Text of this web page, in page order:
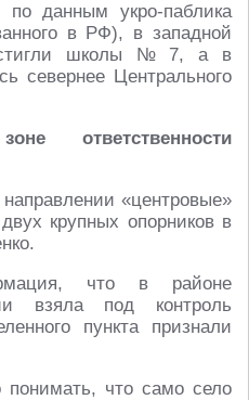
по данным укро-паблика
в РФ), в западной
школы № 7, а в
севернее Центрального
ответственности
«центровые»
крупных опорников в
что в районе
взяла под контроль
пункта признали
что само село